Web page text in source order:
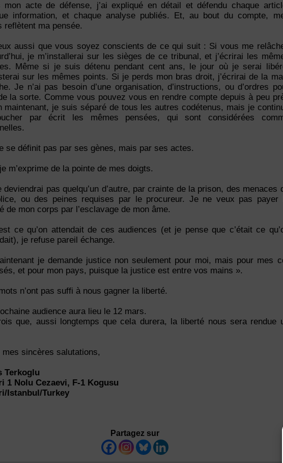
mon acte de défense, j’ai expliqué en détail et défendu chaque
information, et chaque analyse publiés. Et, au bout du compte,
reflètent ma pensée.
aussi que vous soyez conscients de ce qui suit : Si vous me
je m’installerai sur les sièges de ce tribunal, et j’écrirai les
Même si je suis détenu pendant cent ans, le jour où je serai
sur les mêmes points. Si je perds mon bras droit, j’écrirai de la
Je n’ai pas besoin d’une organisation, d’instructions, ou d’ordres
la sorte. Comme vous pouvez vous en rendre compte depuis à peu
maintenant, je suis séparé de tous les autres codétenus, mais je
par écrit les mêmes pensées, qui sont considérées
se définit pas par ses gènes, mais par ses actes.
m’exprime de la pointe de mes doigts.
deviendrai pas quelqu’un d’autre, par crainte de la prison, des menaces
ou des peines requises par le procureur. Je ne veux pas payer
de mon corps par l’esclavage de mon âme.
ce qu’on attendait de ces audiences (et je pense que c’était ce
je refuse pareil échange.
je demande justice non seulement pour moi, mais pour mes
et pour mon pays, puisque la justice est entre vos mains ».
n’ont pas suffi à nous gagner la liberté.
audience aura lieu le 12 mars.
que, aussi longtemps que cela durera, la liberté nous sera rendue
mes sincères salutations,
Terkoglu
1 Nolu Cezaevi, F-1 Kogusu
Istanbul/Turkey
Partagez sur